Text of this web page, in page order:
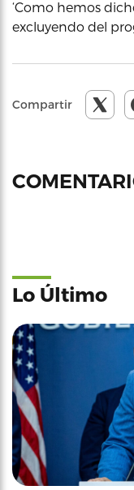
‘Como hemos
excluyendo del
Compartir
Lo Último